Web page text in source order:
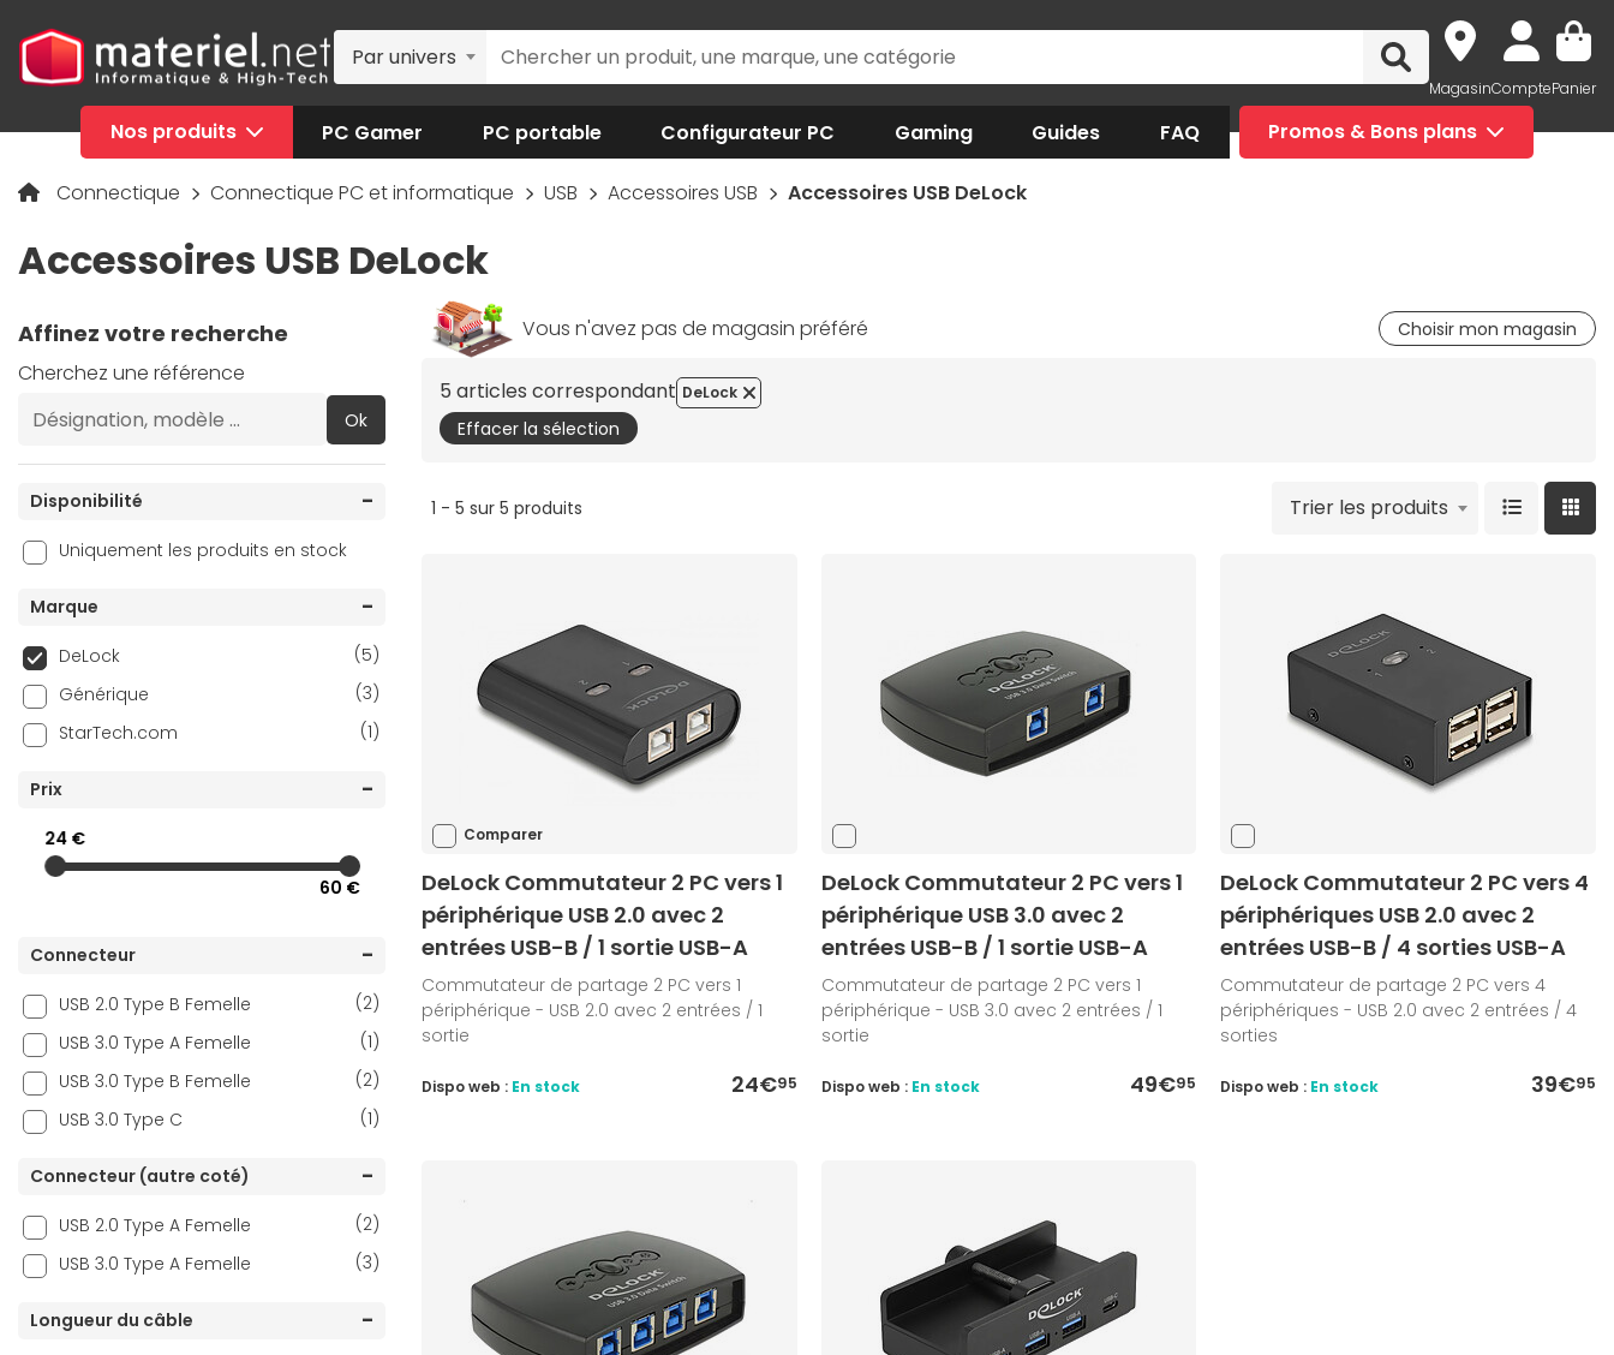
Par univers
MagasinComptePanier
Nos produits PC Gamer PC portable Configurateur PC Gaming Guides FAQ Promos & Bons plans
Connectique Connectique PC et informatique USB Accessoires USB Accessoires USB DeLock
Accessoires USB DeLock
Affinez votre recherche
Cherchez une référence
Ok
Disponibilité
Uniquement les produits en stock
Marque
DeLock
(5)
Générique
(3)
StarTech.com
(1)
Prix
24 €
60 €
Connecteur
USB 2.0 Type B Femelle
(2)
USB 3.0 Type A Femelle
(1)
USB 3.0 Type B Femelle
(2)
USB 3.0 Type C
(1)
Connecteur (autre coté)
USB 2.0 Type A Femelle
(2)
USB 3.0 Type A Femelle
(3)
Longueur du câble
Vous n'avez pas de magasin préféré Choisir mon magasin
5 articles correspondant
Effacer la sélection
DeLock
1 - 5 sur 5 produits Trier les produits
Comparer
DeLock Commutateur 2 PC vers 1
périphérique USB 2.0 avec 2
entrées USB-B / 1 sortie USB-A
Commutateur de partage 2 PC vers 1
périphérique - USB 2.0 avec 2 entrées / 1
sortie
24€95
Dispo web : En stock
DeLock Commutateur 2 PC vers 1
périphérique USB 3.0 avec 2
entrées USB-B / 1 sortie USB-A
Commutateur de partage 2 PC vers 1
périphérique - USB 3.0 avec 2 entrées / 1
sortie
49€95
Dispo web : En stock
DeLock Commutateur 2 PC vers 4
périphériques USB 2.0 avec 2
entrées USB-B / 4 sorties USB-A
Commutateur de partage 2 PC vers 4
périphériques - USB 2.0 avec 2 entrées / 4
sorties
39€95
Dispo web : En stock